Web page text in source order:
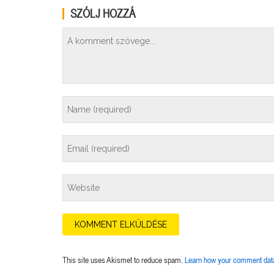
SZÓLJ HOZZÁ
This site uses Akismet to reduce spam. Learn how your comment